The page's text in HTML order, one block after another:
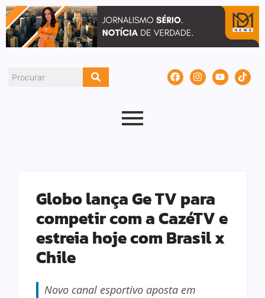
Globo lança Ge TV para
competir com a CazéTV e
estreia hoje com Brasil x
Chile
Novo canal esportivo aposta em